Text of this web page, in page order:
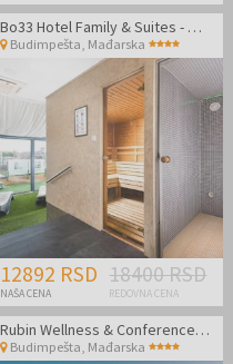
Bo33 Hotel Family & Suites - Wellness odmor u Budimpešti
Budimpešta, Mađarska
12892 RSD
NAŠA CENA
18400 RSD
REDOVNA CENA
Rubin Wellness & Conference Hotel
Budimpešta, Mađarska